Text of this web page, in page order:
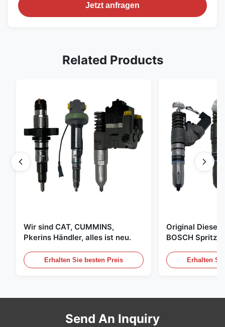
Jetzt anfragen
Related Products
Wir sind CAT, CUMMINS,
Pkerins Händler, alles ist neu.
Erhalten Sie besten Preis
Original Diesel
BOSCH
Erhalten
Send An Inquiry